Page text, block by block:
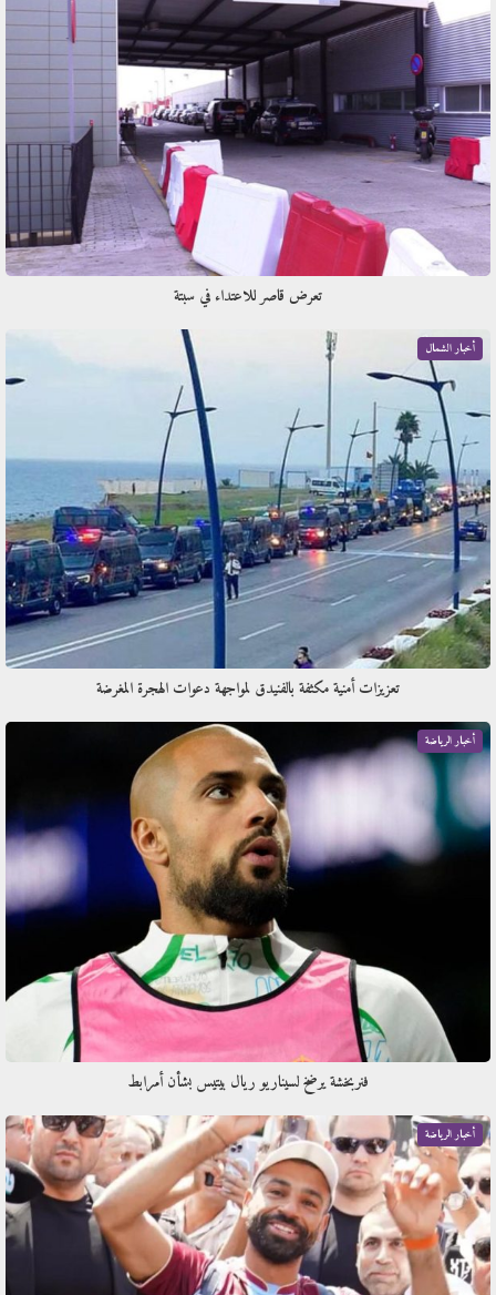
تعرض قاصر للاعتداء في سبتة
أخبار الشمال
تعزيزات أمنية مكثفة بالفنيدق لمواجهة دعوات الهجرة المغرضة
أخبار الرياضة
فنربخشة يرضخ لسيناريو ريال بيتيس بشأن أمرابط
أخبار الرياضة